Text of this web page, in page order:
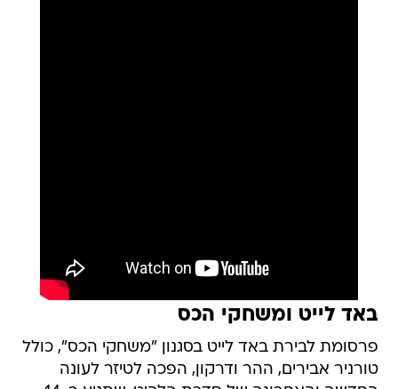
באד לייט ומשחקי הכס
פרסומת לבירת באד לייט בסגנון "משחקי הכס", כולל
טורניר אבירים, ההר ודרקון, הפכה לטיזר לעונה